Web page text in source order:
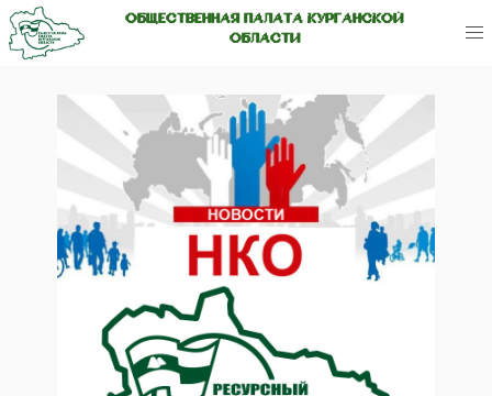
ОБЩЕСТВЕННАЯ ПАЛАТА КУРГАНСКОЙ
ОБЛАСТИ